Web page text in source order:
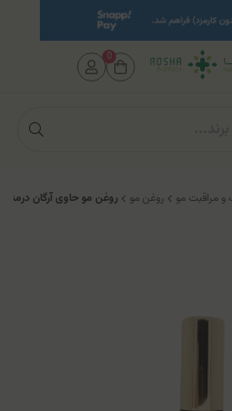
مراقبت مو روغن مو روغن مو حاوی آرگان
0